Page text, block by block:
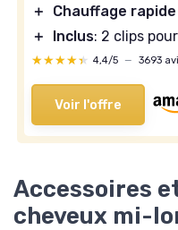
＋
Chauffage rapide
＋
Inclus: 2 clips
★★★★★
★★★★★ 4,4/5 — 3693
Voir l'offre
Accessoires
cheveux mi-